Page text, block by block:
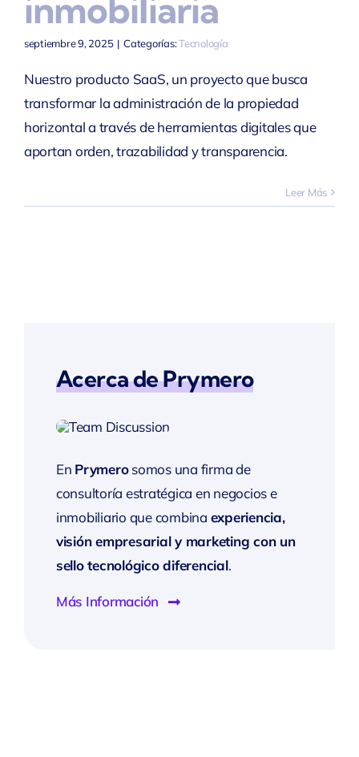
inmobiliaria
septiembre 9, 2025 | Categorías:Tecnología
Nuestro producto SaaS, un proyecto que busca
transformar la administración de la propiedad
horizontal a través de herramientas digitales que
aportan orden, trazabilidad y transparencia.
Leer Más
Acerca de Prymero
En Prymerosomos una firma de
consultoría estratégica en negocios e
inmobiliario que combina experiencia,
visión empresarial y marketing con un
sello tecnológico diferencial.
Más Información